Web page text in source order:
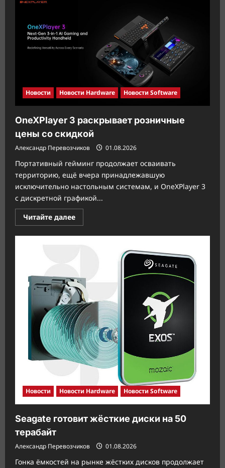
частотой
кГц
Новости Новости Hardware Новости Software
OneXPlayer 3 раскрывает розничные
цены со скидкой
Александр Перевозчиков 01.08.2026
Портативный гейминг продолжает осваивать
территорию, ещё вчера принадлежавшую
исключительно настольным системам, и OneXPlayer 3
с дискретной графикой...
Читайте далееПрочитать
больше
OneXPlayer
розничные
скидкой
Новости Новости Hardware Новости Software
Seagate готовит жёсткие диски на 50
терабайт
Александр Перевозчиков 01.08.2026
Гонка ёмкостей на рынке жёстких дисков продолжает